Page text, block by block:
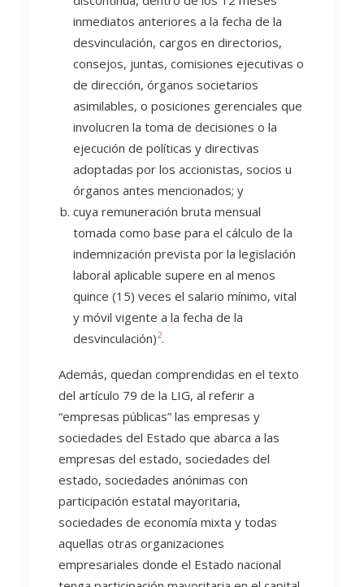
inmediatos anteriores a la fecha de la
desvinculación, cargos en directorios,
consejos, juntas, comisiones ejecutivas o
de dirección, órganos societarios
asimilables, o posiciones gerenciales que
involucren la toma de decisiones o la
ejecución de políticas y directivas
adoptadas por los accionistas, socios u
órganos antes mencionados; y
cuya remuneración bruta mensual
tomada como base para el cálculo de la
indemnización prevista por la legislación
laboral aplicable supere en al menos
quince (15) veces el salario mínimo, vital
y móvil vigente a la fecha de la
desvinculación)2.
Además, quedan comprendidas en el texto
del artículo 79 de la LIG, al referir a
“empresas públicas” las empresas y
sociedades del Estado que abarca a las
empresas del estado, sociedades del
estado, sociedades anónimas con
participación estatal mayoritaria,
sociedades de economía mixta y todas
aquellas otras organizaciones
empresariales donde el Estado nacional